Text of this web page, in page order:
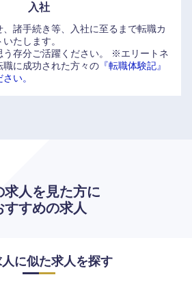
入社
諸手続き等、入社に至るまで転職カ
たします。
存分ご活躍ください。
※エリートネ
職に成功された方々の 『転職体験記』
い。
求人を見た方に
すすめの求人
人に似た求人を探す